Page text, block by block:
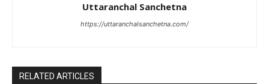
Uttaranchal Sanchetna
https://uttaranchalsanchetna.com/
RELATED ARTICLES